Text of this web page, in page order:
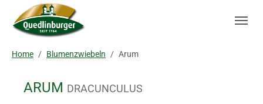
Skip to main navigation
Zum Hauptinhalt springen
Skip to page footer
Home Blumenzwiebeln Arum
ARUM DRACUNCULUS